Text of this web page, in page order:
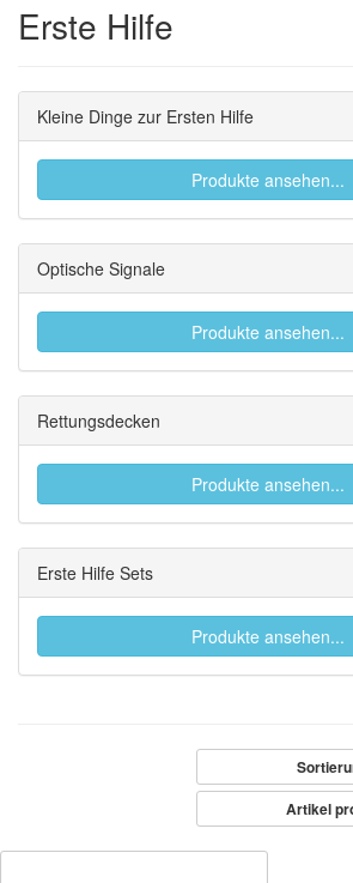
Erste Hilfe
Kleine Dinge zur Ersten Hilfe
Produkte ansehen...
Optische Signale
Produkte ansehen...
Rettungsdecken
Produkte ansehen...
Erste Hilfe Sets
Produkte ansehen...
Artikel